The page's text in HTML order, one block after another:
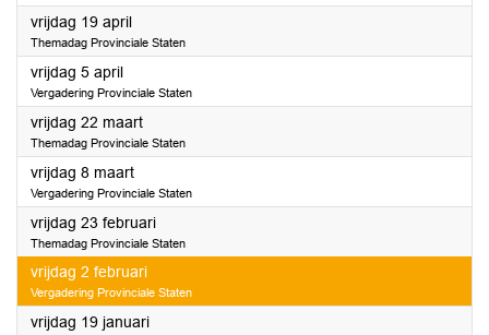
vrijdag 19 april2024
Themadag Provinciale Staten
vrijdag 5 april2024
Vergadering Provinciale Staten
vrijdag 22 maart2024
Themadag Provinciale Staten
vrijdag 8 maart2024
Vergadering Provinciale Staten
vrijdag 23 februari2024
Themadag Provinciale Staten
vrijdag 2 februari2024
Vergadering Provinciale Staten
vrijdag 19 januari2024